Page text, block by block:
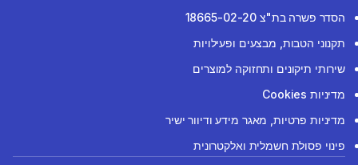
הסדר פשרה בת"צ 18665-02-20
תקנוני הטבות, מבצעים ופעילויות
שירותי תיקונים ותחזוקה למוצרים
מדיניות Cookies
מדיניות פרטיות, מאגר מידע ודיוור ישיר
פינוי פסולת חשמלית ואלקטרונית